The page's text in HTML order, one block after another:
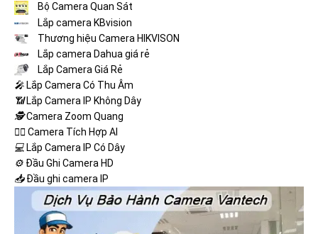
Bộ Camera Quan Sát
Lắp camera KBvision
Thương hiệu Camera HIKVISON
Lắp camera Dahua giá rẻ
Lắp Camera Giá Rẻ
️🎤️Lắp Camera Có Thu Âm
📶Lắp Camera IP Không Dây
🕵️Camera Zoom Quang
🧛‍♀️ Camera Tích Hợp AI
💻Lắp Camera IP Có Dây
⚙️Đầu Ghi Camera HD
📥Đầu ghi camera IP